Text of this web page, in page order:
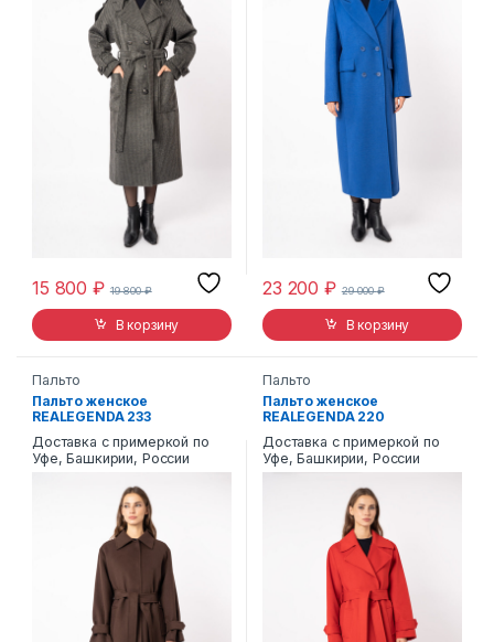
15 800₽ 19 800₽
В корзину
23 200₽ 29 000₽
В корзину
Пальто
Пальто женское
REALEGENDA 233
Доставка с примеркой по
Уфе, Башкирии, России
Пальто
Пальто женское
REALEGENDA 220
Доставка с примеркой по
Уфе, Башкирии, России